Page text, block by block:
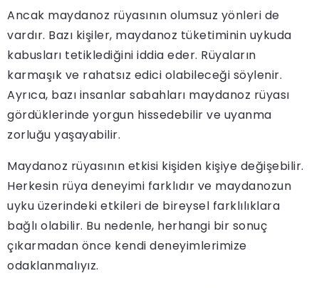
Ancak maydanoz rüyasının olumsuz yönleri de
vardır. Bazı kişiler, maydanoz tüketiminin uykuda
kabusları tetiklediğini iddia eder. Rüyaların
karmaşık ve rahatsız edici olabileceği söylenir.
Ayrıca, bazı insanlar sabahları maydanoz rüyası
gördüklerinde yorgun hissedebilir ve uyanma
zorluğu yaşayabilir.
Maydanoz rüyasının etkisi kişiden kişiye değişebilir.
Herkesin rüya deneyimi farklıdır ve maydanozun
uyku üzerindeki etkileri de bireysel farklılıklara
bağlı olabilir. Bu nedenle, herhangi bir sonuç
çıkarmadan önce kendi deneyimlerimize
odaklanmalıyız.